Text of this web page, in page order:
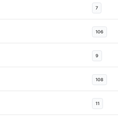
7
106
9
108
11